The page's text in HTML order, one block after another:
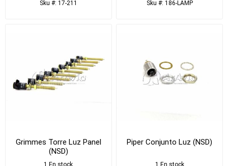
Sku #: 17-211
Sku #: 186-LAMP
Grimmes Torre Luz Panel
(NSD)
Piper Conjunto Luz (NSD)